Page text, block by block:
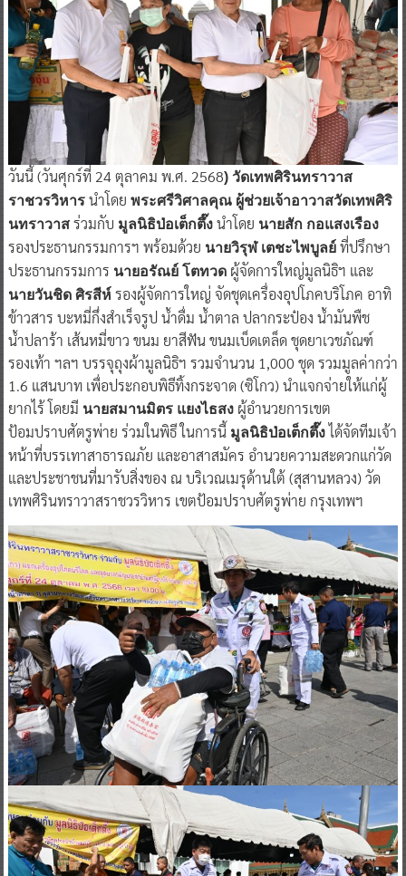
วันนี้ (วันศุกร์ที่ 24 ตุลาคม พ.ศ. 2568) วัดเทพศิรินทราวาส
ราชวรวิหาร นำโดย พระศรีวิศาลคุณ ผู้ช่วยเจ้าอาวาสวัดเทพศิริ
นทราวาสร่วมกับ มูลนิธิป่อเต็กตึ๊ง นำโดย นายสัก กอแสงเรือง
รองประธานกรรมการฯ พร้อมด้วย นายวิรุฬ เตชะไพบูลย์ที่ปรึกษา
ประธานกรรมการ นายอรัณย์ โตทวดผู้จัดการใหญ่มูลนิธิฯ และ
นายวันชิด ศิรสีห์รองผู้จัดการใหญ่ จัดชุดเครื่องอุปโภคบริโภค อาทิ
ข้าวสาร บะหมี่กึ่งสำเร็จรูป น้ำดื่ม น้ำตาล ปลากระป๋อง น้ำมันพืช
น้ำปลาร้า เส้นหมี่ขาว ขนม ยาสีฟัน ขนมเบ็ดเตล็ด ชุดยาเวชภัณฑ์
รองเท้า ฯลฯ บรรจุถุงผ้ามูลนิธิฯ รวมจำนวน 1,000 ชุด รวมมูลค่ากว่า
1.6 แสนบาท เพื่อประกอบพิธีทิ้งกระจาด (ซิโกว) นำแจกจ่ายให้แก่ผู้
ยากไร้ โดยมี นายสมานมิตร แยงไธสงผู้อำนวยการเขต
ป้อมปราบศัตรูพ่าย ร่วมในพิธี ในการนี้ มูลนิธิป่อเต็กตึ๊งได้จัดทีมเจ้า
หน้าที่บรรเทาสาธารณภัย และอาสาสมัคร อำนวยความสะดวกแก่วัด
และประชาชนที่มารับสิ่งของ ณ บริเวณเมรุด้านใต้ (สุสานหลวง) วัด
เทพศิรินทราวาสราชวรวิหาร เขตป้อมปราบศัตรูพ่าย กรุงเทพฯ